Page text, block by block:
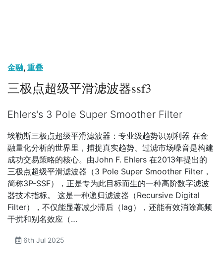
金融, 重叠
三极点超级平滑滤波器ssf3
Ehlers's 3 Pole Super Smoother Filter
埃勒斯三极点超级平滑滤波器：专业级趋势识别利器 在金
融量化分析的世界里，捕捉真实趋势、过滤市场噪音是构建
成功交易策略的核心。由John F. Ehlers 在2013年提出的
三极点超级平滑滤波器（3 Pole Super Smoother Filter，
简称3P-SSF），正是专为此目标而生的一种高阶数字滤波
器技术指标。 这是一种递归滤波器（Recursive Digital
Filter），不仅能显著减少滞后（lag），还能有效消除高频
干扰和别名效应（…
6th Jul 2025